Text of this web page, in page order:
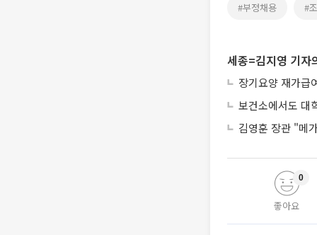
#부정채용 #
세종=김지영 기자
장기요양 재가급
보건소에서도 대
김영훈 장관 "메
좋아요
0